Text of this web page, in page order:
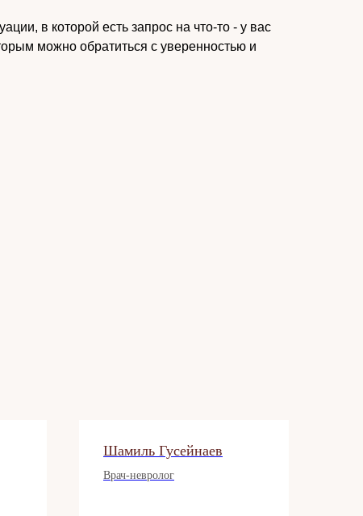
в которой есть запрос на что-то - у вас
можно обратиться с уверенностью и
Шамиль Гусейнаев
Врач-невролог